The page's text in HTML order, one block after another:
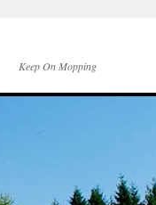
Keep On Mopping